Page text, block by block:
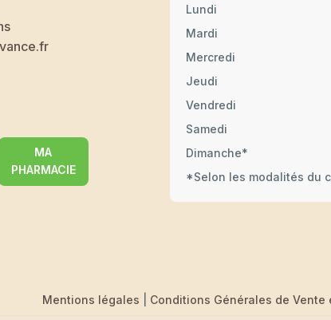
MA
PHARMACIE
Lundi
Mardi
Mercredi
Jeudi
Vendredi
Samedi
Dimanche*
*Selon les modalités du
Mentions légales Conditions Générales de Vente